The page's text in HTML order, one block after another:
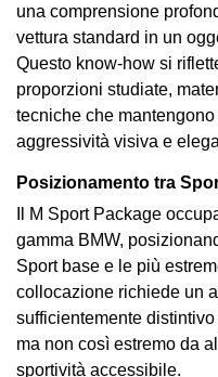
una comprensione
vettura standard in un
Questo know-how si
proporzioni studiate,
tecniche che
aggressività visiva e
Posizionamento tra
Il M Sport Package
gamma BMW,
Sport base e le più
collocazione richiede un
sufficientemente
ma non così estremo da
sportività accessibile.